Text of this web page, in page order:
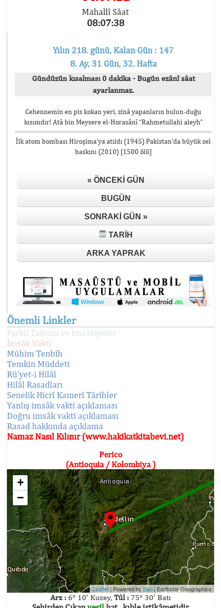
Mahallî Sâat
08:07:38
Yılın 218. günü, Kalan Gün : 147
8. Ay, 31 Gün, 32. Hafta
Gündüzün kısalması 0 dakika - Bugün ezânî sâat
ayarlanmaz.
Cehennemin en pis kokan yeri, zinâ yapanların bulun-duğu
kısımdır! Atâ bin Meysere el-Horasânî “Rahmetullahi aleyh”
İlk atom bombası Hiroşima’ya atıldı (1945) Pakistan’da büyük sel
baskını (2010) [1500 ölü]
« ÖNCEKI GÜN
BUGÜN
SONRAKI GÜN »
TARIH
ARKA YAPRAK
Önemli Linkler
Farklı Takvim ve İmsâkiyeler
İmsâk Vakti
Mühim Tenbîh
Temkin Müddeti
Rü'yet-i Hilâl
Hilâl Rasadları
Senelik Hicrî Kamerî Târîhler
Yanlış imsâk vakti açıklaması
Doğru imsâk vakti açıklaması
Rasad hakkında açıklama
Namaz Nasıl Kılınır (www.hakikatkitabevi.net)
Perico
(Antioquia / Kolombiya )
+
−
Leaflet | Powered byEsri | Earthstar Geographics
Arz : 6° 10' Kuzey, Tûl : 75° 30' Batı